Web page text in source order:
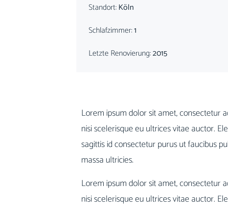
Standort:Köln
Schlafzimmer:1
Letzte Renovierung:2015
Lorem ipsum dolor sit amet, consectetur
nisi scelerisque eu ultrices vitae auctor.
sagittis id consectetur purus ut faucibus
massa ultricies.
Lorem ipsum dolor sit amet, consectetur
nisi scelerisque eu ultrices vitae auctor.